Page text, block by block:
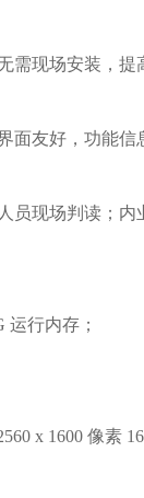
现场安装，
友好，功能信
现场判读；内
运行内存；
x 1600 像素